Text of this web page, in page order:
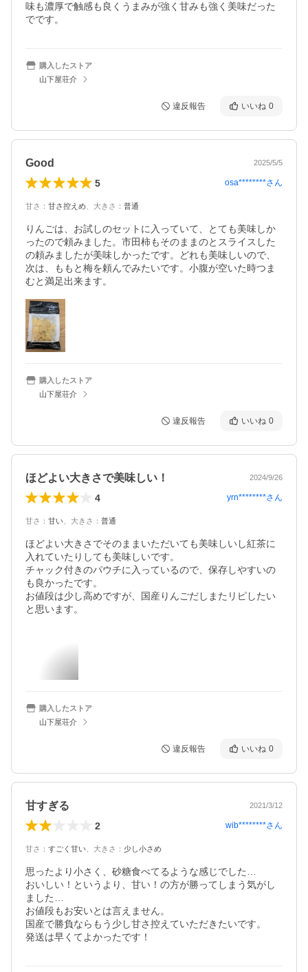
味も濃厚で触感も良くうまみが強く甘みも強く美味だった
でです。
購入したストア
山下屋荘介
違反報告 いいね 0
Good 2025/5/5
5 osa********さん
甘さ ： 甘さ控えめ 大きさ ： 普通
りんごは、お試しのセットに入っていて、とても美味しか
ったので頼みました。市田柿もそのままのとスライスした
の頼みましたが美味しかったです。どれも美味しいので、
次は、ももと梅を頼んでみたいです。小腹が空いた時つま
むと満足出来ます。
購入したストア
山下屋荘介
違反報告 いいね 0
ほどよい大きさで美味しい！ 2024/9/26
4 yrn********さん
甘さ ： 甘い 大きさ ： 普通
ほどよい大きさでそのままいただいても美味しいし紅茶に
入れていたりしても美味しいです。
チャック付きのパウチに入っているので、保存しやすいの
も良かったです。
お値段は少し高めですが、国産りんごだしまたリピしたい
購入したストア
山下屋荘介
違反報告 いいね 0
甘すぎる 2021/3/12
2 wib********さん
甘さ ： すごく甘い 大きさ ： 少し小さめ
思ったより小さく、砂糖食べてるような感じでした…
おいしい！というより、甘い！の方が勝ってしまう気がし
ました…
お値段もお安いとは言えません。
国産で勝負ならもう少し甘さ控えていただきたいです。
発送は早くてよかったです！